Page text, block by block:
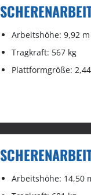
Arbeitshöhe: 9,92 m
Tragkraft: 567 kg
Plattformgröße:
Arbeitshöhe: 14,50